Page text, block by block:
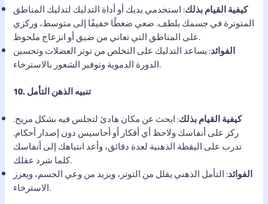
كيفية القيام بذلك: استخدمي يديك أو أداة التدليك لتدليك المناطق
المتوترة في جسمك بلطف. ضعي ضغطًا خفيفًا إلى متوسط، وركزي
على المناطق التي تعاني من ضيق أو انزعاج ملحوظ.
الفوائد: يساعد التدليك على التخلص من توتر العضلات وتحسين
الدورة الدموية وتوفير الشعور بالاسترخاء.
10. تنبيه الذهن التأمل
كيفية القيام بذلك: ابحث عن مكان هادئ لتجلس فيه بشكل مريح.
ركز على أنفاسك ولاحظ أي أفكار أو أحاسيس دون إصدار أحكام.
تدرب على اليقظة الذهنية لعدة دقائق، وأعد انتباهك إلى أنفاسك
كلما شرد عقلك.
الفوائد: التأمل الذهني يقلل من التوتر، ويزيد من وعي الجسم، ويعزز
الاسترخاء.